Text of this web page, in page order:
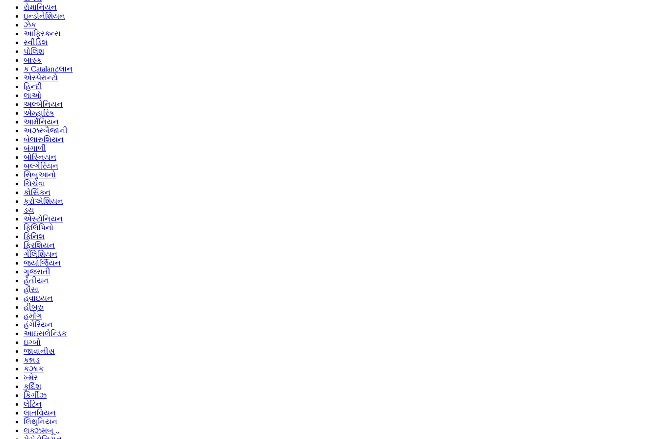
રોમાનિયન
ઇન્ડોનેશિયન
ઝેક
આફ્રિકન્સ
સ્વીડિશ
પોલિશ
બાસ્ક
ક Catalanટલાન
એસ્પેરાન્ટો
હિન્દી
લાઓ
અલ્બેનિયન
એમ્હારિક
આર્મેનિયન
અઝરબૈજાની
બેલારુશિયન
બંગાળી
બોસ્નિયન
બલ્ગેરિયન
સિબુઆનો
ચિચેવા
કોર્સિકન
ક્રોએશિયન
ડચ
એસ્ટોનિયન
ફિલિપિનો
ફિનિશ
ફ્રિશિયન
ગેલિશિયન
જ્યોર્જિયન
ગુજરાતી
હૈતીયન
હૌસા
હવાઇયન
હીબ્રુ
હમોંગ
હંગેરિયન
આઇસલેન્ડિક
ઇગ્બો
જાવાનીસ
કન્નડ
કઝાક
ખ્મેર
કુર્દિશ
કિર્ગીઝ
લેટિન
લાતવિયન
લિથુનિયન
લક્ઝમબૂ ..